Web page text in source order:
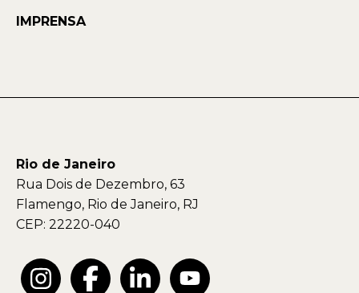
IMPRENSA
Rio de Janeiro
Rua Dois de Dezembro, 63
Flamengo, Rio de Janeiro, RJ
CEP: 22220-040